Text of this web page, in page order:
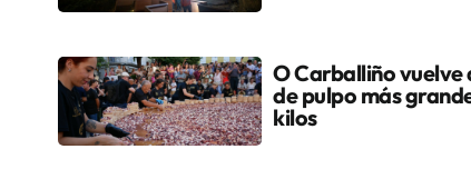
O Carballiño
de pulpo más
kilos